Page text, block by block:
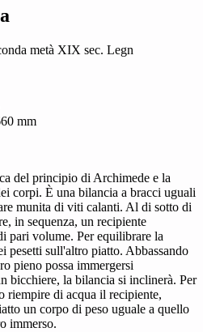
mm
del principio di Archimede e la
corpi. È una bilancia a bracci uguali
munita di viti calanti. Al di sotto di
in sequenza, un recipiente
pari volume. Per equilibrare la
pesetti sull'altro piatto. Abbassando
pieno possa immergersi
bicchiere, la bilancia si inclinerà. Per
di acqua il recipiente,
un corpo di peso uguale a quello
immerso.